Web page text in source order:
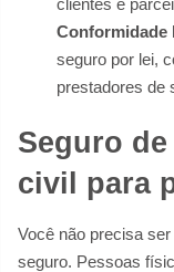
clientes e
Conformidade
seguro por lei,
prestadores de
Seguro
civil para
Você não precisa
seguro. Pessoas